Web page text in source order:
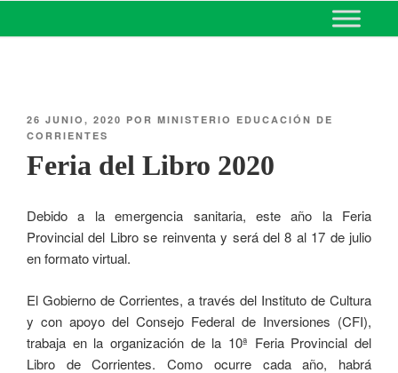
MINISTERIO DE EDUCACIÓN
DE CORRIENTES
26 JUNIO, 2020 POR MINISTERIO EDUCACIÓN DE
CORRIENTES
Feria del Libro 2020
Debido a la emergencia sanitaria, este año la Feria
Provincial del Libro se reinventa y será del 8 al 17 de julio
en formato virtual.
El Gobierno de Corrientes, a través del Instituto de Cultura
y con apoyo del Consejo Federal de Inversiones (CFI),
trabaja en la organización de la 10ª Feria Provincial del
Libro de Corrientes. Como ocurre cada año, habrá